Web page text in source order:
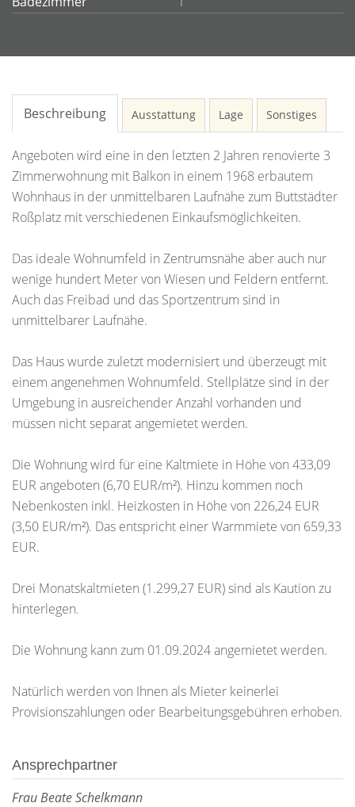
Beschreibung Ausstattung Lage Sonstiges
Angeboten wird eine in den letzten 2 Jahren renovierte 3
Zimmerwohnung mit Balkon in einem 1968 erbautem
Wohnhaus in der unmittelbaren Laufnähe zum Buttstädter
Roßplatz mit verschiedenen Einkaufsmöglichkeiten.
Das ideale Wohnumfeld in Zentrumsnähe aber auch nur
wenige hundert Meter von Wiesen und Feldern entfernt.
Auch das Freibad und das Sportzentrum sind in
unmittelbarer Laufnähe.
Das Haus wurde zuletzt modernisiert und überzeugt mit
einem angenehmen Wohnumfeld. Stellplätze sind in der
Umgebung in ausreichender Anzahl vorhanden und
müssen nicht separat angemietet werden.
Die Wohnung wird für eine Kaltmiete in Höhe von 433,09
EUR angeboten (6,70 EUR/m²). Hinzu kommen noch
Nebenkosten inkl. Heizkosten in Höhe von 226,24 EUR
(3,50 EUR/m²). Das entspricht einer Warmmiete von 659,33
EUR.
Drei Monatskaltmieten (1.299,27 EUR) sind als Kaution zu
hinterlegen.
Die Wohnung kann zum 01.09.2024 angemietet werden.
Natürlich werden von Ihnen als Mieter keinerlei
Provisionszahlungen oder Bearbeitungsgebühren erhoben.
Ansprechpartner
Frau Beate Schelkmann